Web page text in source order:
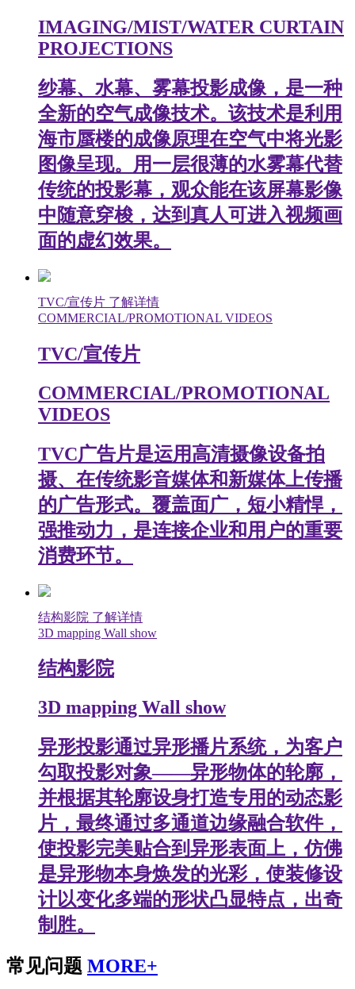
IMAGING/MIST/WATER CURTAIN
PROJECTIONS
纱幕、水幕、雾幕投影成像，是一种
全新的空气成像技术。该技术是利用
海市蜃楼的成像原理在空气中将光影
图像呈现。用一层很薄的水雾幕代替
传统的投影幕，观众能在该屏幕影像
中随意穿梭，达到真人可进入视频画
面的虚幻效果。
TVC/宣传片 了解详情
COMMERCIAL/PROMOTIONAL VIDEOS
TVC/宣传片
COMMERCIAL/PROMOTIONAL
VIDEOS
TVC广告片是运用高清摄像设备拍
摄、在传统影音媒体和新媒体上传播
的广告形式。覆盖面广，短小精悍，
强推动力，是连接企业和用户的重要
消费环节。
结构影院 了解详情
3D mapping Wall show
结构影院
3D mapping Wall show
异形投影通过异形播片系统，为客户
勾取投影对象——异形物体的轮廓，
并根据其轮廓设身打造专用的动态影
片，最终通过多通道边缘融合软件，
使投影完美贴合到异形表面上，仿佛
是异形物本身焕发的光彩，使装修设
计以变化多端的形状凸显特点，出奇
制胜。
常见问题 MORE+